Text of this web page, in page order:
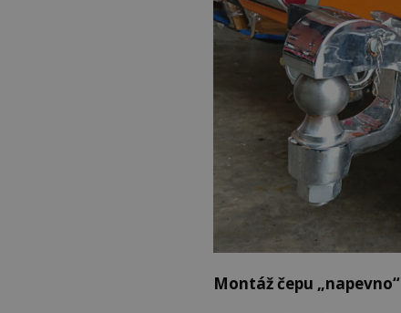
Montáž čepu „napevno“